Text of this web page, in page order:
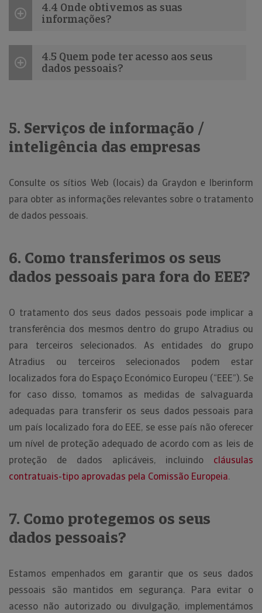
4.4 Onde obtivemos as suas
informações?
4.5 Quem pode ter acesso aos seus
dados pessoais?
5. Serviços de informação /
inteligência das empresas
Consulte os sítios Web (locais) da Graydon e Iberinform
para obter as informações relevantes sobre o tratamento
de dados pessoais.
6. Como transferimos os seus
dados pessoais para fora do EEE?
O tratamento dos seus dados pessoais pode implicar a
transferência dos mesmos dentro do grupo Atradius ou
para terceiros selecionados. As entidades do grupo
Atradius ou terceiros selecionados podem estar
localizados fora do Espaço Económico Europeu (“EEE”). Se
for caso disso, tomamos as medidas de salvaguarda
adequadas para transferir os seus dados pessoais para
um país localizado fora do EEE, se esse país não oferecer
um nível de proteção adequado de acordo com as leis de
proteção de dados aplicáveis, incluindo cláusulas
contratuais-tipo aprovadas pela Comissão Europeia.
7. Como protegemos os seus
dados pessoais?
Estamos empenhados em garantir que os seus dados
pessoais são mantidos em segurança. Para evitar o
acesso não autorizado ou divulgação, implementámos